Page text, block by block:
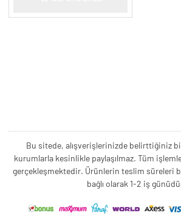
Bu sitede, alışverişlerinizde belirttiğiniz
kurumlarla kesinlikle paylaşılmaz. Tüm
gerçekleşmektedir. Ürünlerin teslim süreleri
bağlı olarak 1-2 iş